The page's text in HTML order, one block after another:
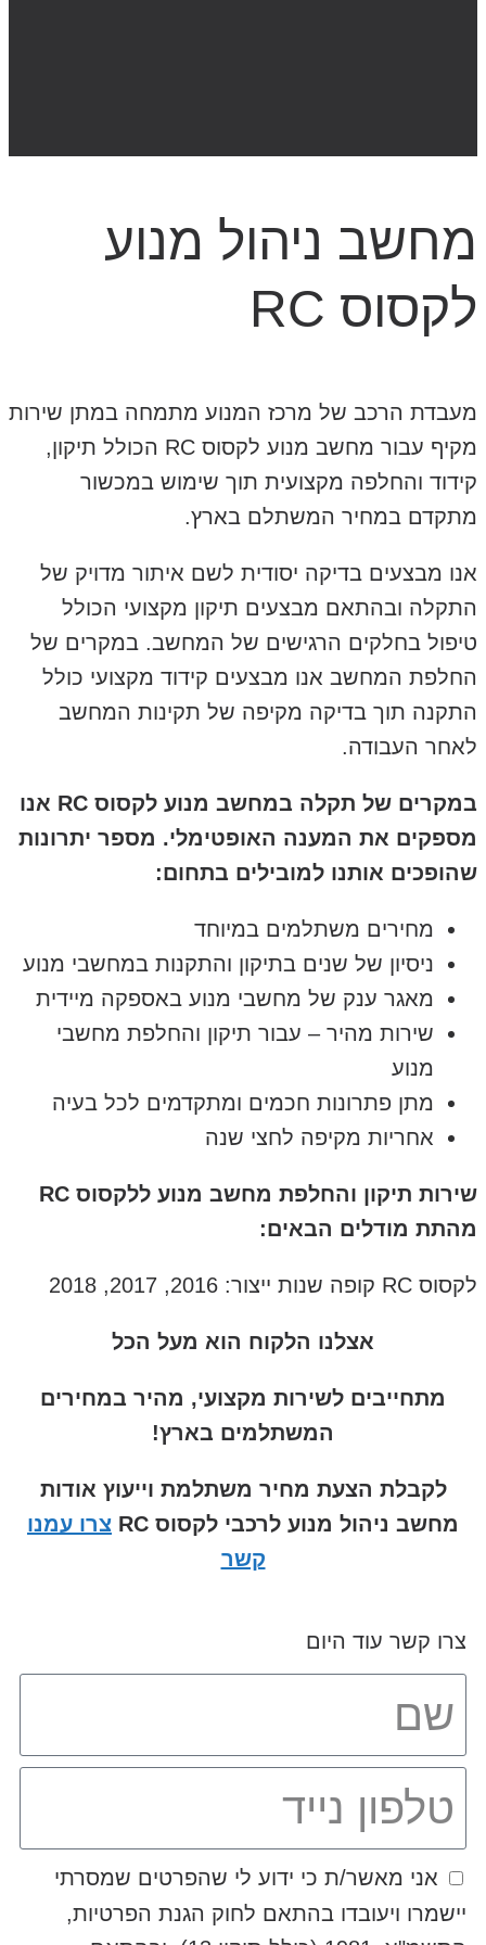
מחשב ניהול מנוע
לקסוס RC
מעבדת הרכב של מרכז המנוע מתמחה במתן שירות
מקיף עבור מחשב מנוע לקסוס RC הכולל תיקון,
קידוד והחלפה מקצועית תוך שימוש במכשור
מתקדם במחיר המשתלם בארץ.
אנו מבצעים בדיקה יסודית לשם איתור מדויק של
התקלה ובהתאם מבצעים תיקון מקצועי הכולל
טיפול בחלקים הרגישים של המחשב. במקרים של
החלפת המחשב אנו מבצעים קידוד מקצועי כולל
התקנה תוך בדיקה מקיפה של תקינות המחשב
לאחר העבודה.
במקרים של תקלה במחשב מנוע לקסוס RC אנו
מספקים את המענה האופטימלי. מספר יתרונות
שהופכים אותנו למובילים בתחום:
מחירים משתלמים במיוחד
ניסיון של שנים בתיקון והתקנות במחשבי מנוע
מאגר ענק של מחשבי מנוע באספקה מיידית
שירות מהיר – עבור תיקון והחלפת מחשבי
מנוע
מתן פתרונות חכמים ומתקדמים לכל בעיה
אחריות מקיפה לחצי שנה
שירות תיקון והחלפת מחשב מנוע ללקסוס RC
מהתת מודלים הבאים:
לקסוס RC קופה שנות ייצור: 2016, 2017, 2018
אצלנו הלקוח הוא מעל הכל
מתחייבים לשירות מקצועי, מהיר במחירים
המשתלמים בארץ!
לקבלת הצעת מחיר משתלמת וייעוץ אודות
מחשב ניהול מנוע לרכבי לקסוס RC
צרו עמנו
קשר
צרו קשר עוד היום
אני מאשר/ת כי ידוע לי שהפרטים שמסרתי
יישמרו ויעובדו בהתאם לחוק הגנת הפרטיות,